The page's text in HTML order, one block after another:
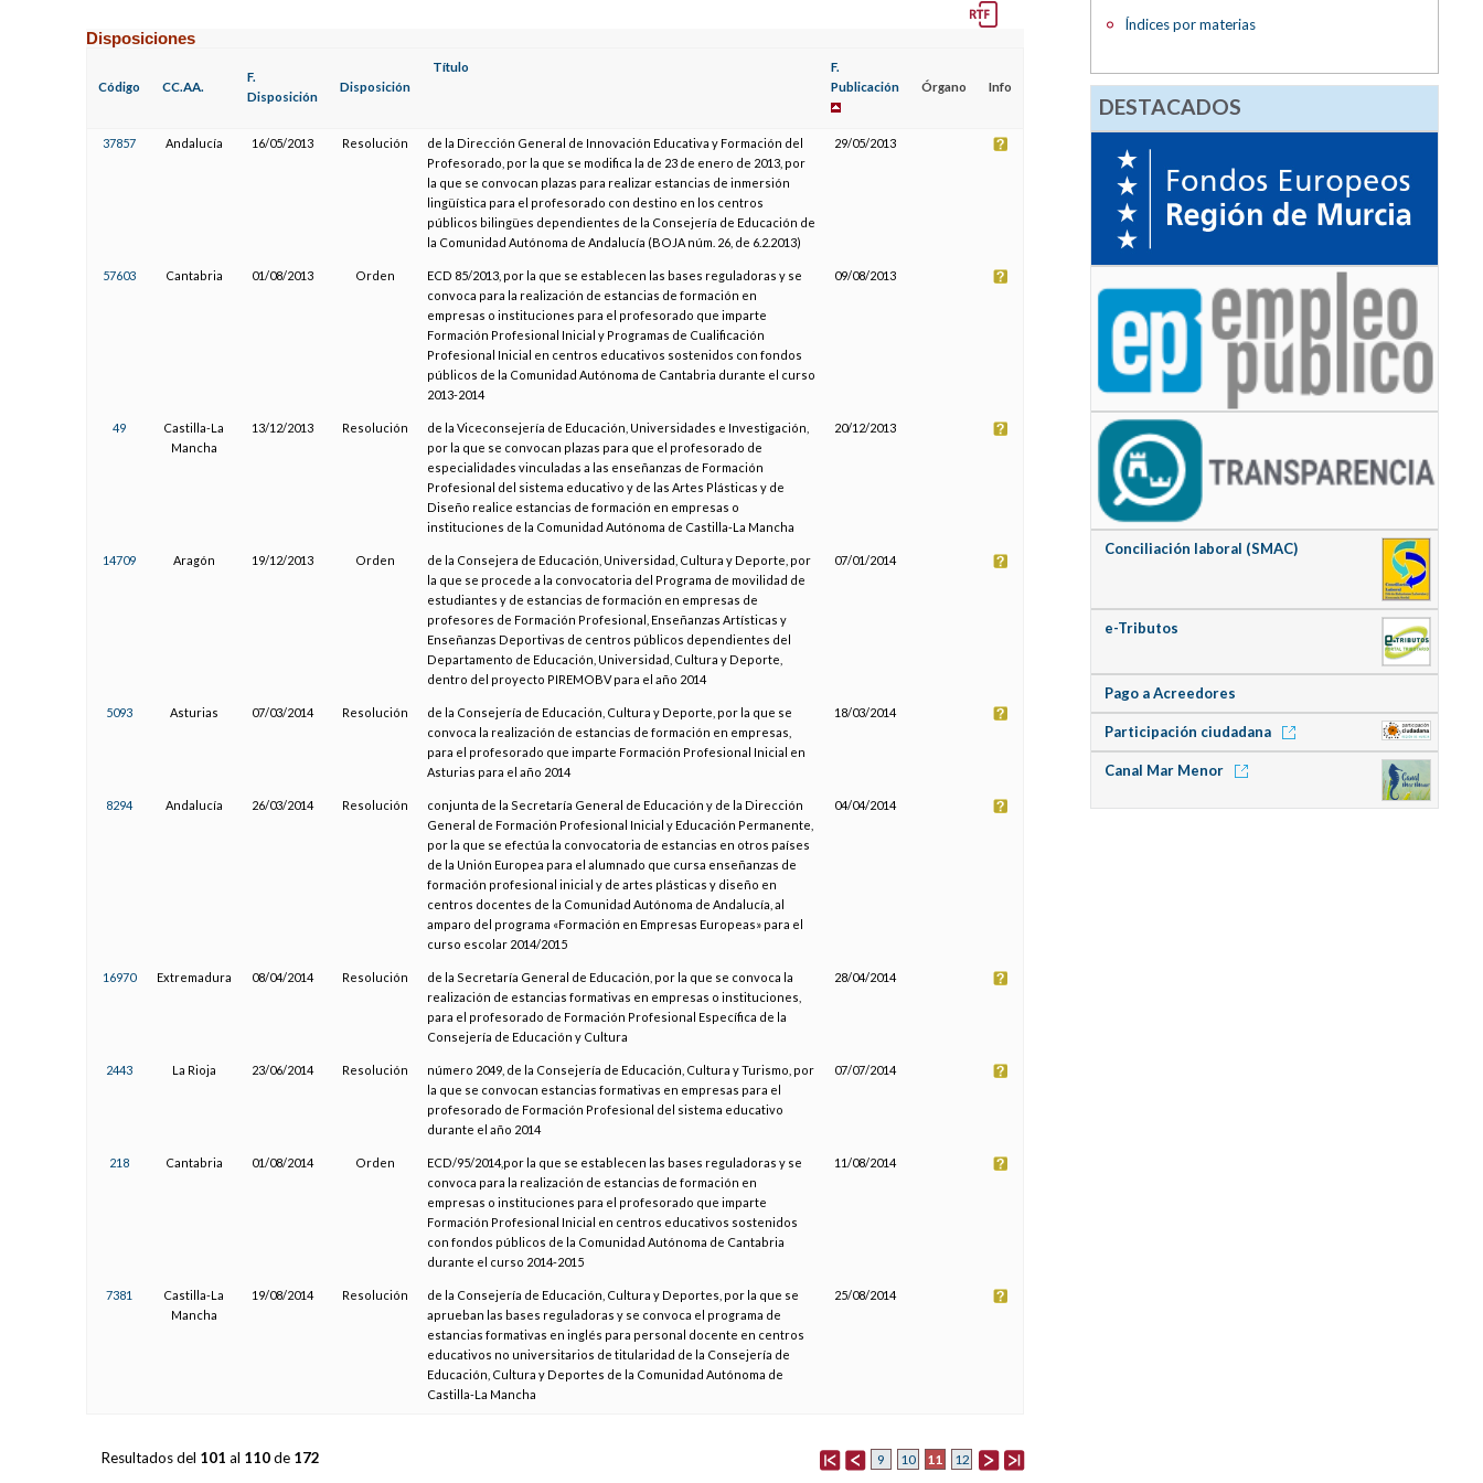
Disposiciones
Código CC.AA.
F.
Disposición
Disposición
Título
F.
Publicación
Órgano Info
37857 Andalucía 16/05/2013 Resolución
de la Dirección General de Innovación Educativa y Formación del
Profesorado, por la que se modifica la de 23 de enero de 2013, por
la que se convocan plazas para realizar estancias de inmersión
lingüística para el profesorado con destino en los centros
públicos bilingües dependientes de la Consejería de Educación de
la Comunidad Autónoma de Andalucía (BOJA núm. 26, de 6.2.2013)
29/05/2013
57603 Cantabria 01/08/2013 Orden
ECD 85/2013, por la que se establecen las bases reguladoras y se
convoca para la realización de estancias de formación en
empresas o instituciones para el profesorado que imparte
Formación Profesional Inicial y Programas de Cualificación
Profesional Inicial en centros educativos sostenidos con fondos
públicos de la Comunidad Autónoma de Cantabria durante el curso
2013-2014
09/08/2013
49
Castilla-La
Mancha
13/12/2013 Resolución
de la Viceconsejería de Educación, Universidades e Investigación,
por la que se convocan plazas para que el profesorado de
especialidades vinculadas a las enseñanzas de Formación
Profesional del sistema educativo y de las Artes Plásticas y de
Diseño realice estancias de formación en empresas o
instituciones de la Comunidad Autónoma de Castilla-La Mancha
20/12/2013
14709 Aragón 19/12/2013 Orden
de la Consejera de Educación, Universidad, Cultura y Deporte, por
la que se procede a la convocatoria del Programa de movilidad de
estudiantes y de estancias de formación en empresas de
profesores de Formación Profesional, Enseñanzas Artísticas y
Enseñanzas Deportivas de centros públicos dependientes del
Departamento de Educación, Universidad, Cultura y Deporte,
dentro del proyecto PIREMOBV para el año 2014
07/01/2014
5093 Asturias 07/03/2014 Resolución
de la Consejería de Educación, Cultura y Deporte, por la que se
convoca la realización de estancias de formación en empresas,
para el profesorado que imparte Formación Profesional Inicial en
Asturias para el año 2014
18/03/2014
8294 Andalucía 26/03/2014 Resolución
conjunta de la Secretaría General de Educación y de la Dirección
General de Formación Profesional Inicial y Educación Permanente,
por la que se efectúa la convocatoria de estancias en otros países
de la Unión Europea para el alumnado que cursa enseñanzas de
formación profesional inicial y de artes plásticas y diseño en
centros docentes de la Comunidad Autónoma de Andalucía, al
amparo del programa «Formación en Empresas Europeas» para el
curso escolar 2014/2015
04/04/2014
16970 Extremadura 08/04/2014 Resolución
de la Secretaría General de Educación, por la que se convoca la
realización de estancias formativas en empresas o instituciones,
para el profesorado de Formación Profesional Específica de la
Consejería de Educación y Cultura
28/04/2014
2443 La Rioja 23/06/2014 Resolución
número 2049, de la Consejería de Educación, Cultura y Turismo, por
la que se convocan estancias formativas en empresas para el
profesorado de Formación Profesional del sistema educativo
durante el año 2014
07/07/2014
218 Cantabria 01/08/2014 Orden
ECD/95/2014,por la que se establecen las bases reguladoras y se
convoca para la realización de estancias de formación en
empresas o instituciones para el profesorado que imparte
Formación Profesional Inicial en centros educativos sostenidos
con fondos públicos de la Comunidad Autónoma de Cantabria
durante el curso 2014-2015
11/08/2014
7381
Castilla-La
Mancha
19/08/2014 Resolución
de la Consejería de Educación, Cultura y Deportes, por la que se
aprueban las bases reguladoras y se convoca el programa de
estancias formativas en inglés para personal docente en centros
educativos no universitarios de titularidad de la Consejería de
Educación, Cultura y Deportes de la Comunidad Autónoma de
Castilla-La Mancha
25/08/2014
9 10 11 12
Resultados del 101 al 110de 172
Índices por materias
DESTACADOS
Conciliación laboral (SMAC)
e-Tributos
Pago a Acreedores
Participación ciudadana
Canal Mar Menor